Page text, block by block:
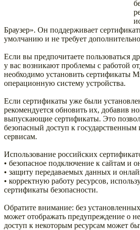
Браузер». Он поддерживает
умолчанию и не требует
Если вы предпочитаете пользоваться
у вас возникают проблемы с работой
необходимо установить сертификаты
операционную систему устройства.
Если сертификаты уже были
рекомендуется обновить их, добавив
выпускающие сертификаты. Это
безопасный доступ к
сервисам.
Использование российских
• безопасное подключение к сайтам и
• защиту передаваемых данных и
• корректную работу ресурсов,
сертификаты безопасности.
Обратите внимание: без
может отображать предупреждение о
доступ к некоторым ресурсам может